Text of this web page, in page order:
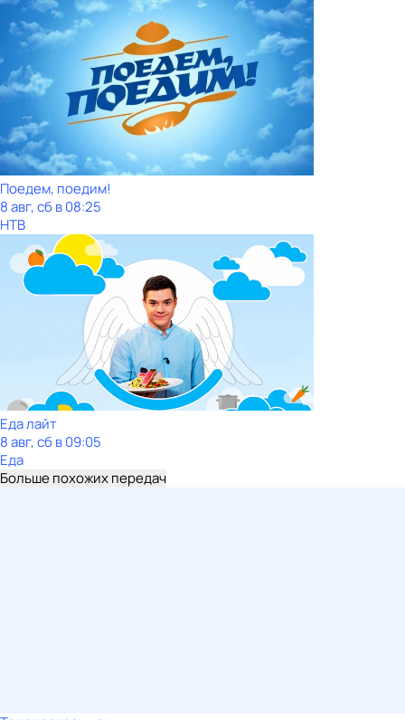
Поедем, поедим!
8 авг, сб в 08:25
НТВ
Еда лайт
8 авг, сб в 09:05
Еда
Больше похожих передач